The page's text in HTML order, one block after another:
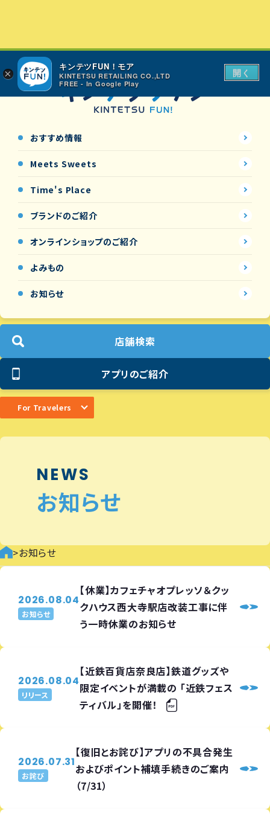
おすすめ情報
Meets Sweets
Time's Place
ブランドのご紹介
オンラインショップのご紹介
よみもの
お知らせ
店舗検索
アプリのご紹介
For Travelers
NEWS
お知らせ
>お知らせ
2026.08.04
お知らせ
【休業】カフェチャオプレッソ＆クッ
クハウス西大寺駅店改装工事に伴
う一時休業のお知らせ
2026.08.04
リリース
【近鉄百貨店奈良店】鉄道グッズや
限定イベントが満載の 「近鉄フェス
ティバル」を開催！
2026.07.31
お詫び
【復旧とお詫び】アプリの不具合発生
およびポイント補填手続きのご案内
（7/31）
×
キンテツFUN！モア
KINTETSU RETAILING CO.,LTD
FREE - In Google Play
開く